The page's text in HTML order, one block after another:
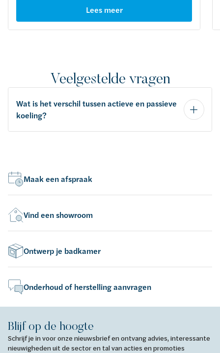
Lees meer
Veelgestelde vragen
Wat is het verschil tussen actieve en passieve
koeling?
Maak een afspraak
Vind een showroom
Ontwerp je badkamer
Onderhoud of herstelling aanvragen
Blijf op de hoogte
Schrijf je in voor onze nieuwsbrief en ontvang advies, interessante
nieuwigheden uit de sector en tal van acties en promoties